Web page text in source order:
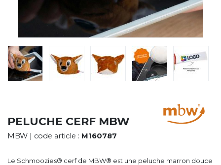
ROADSHOWS, FORUM DES EXPERTS
CATALOGUES & TARIFS
MARQUES & CERTIFICATS
TECHNIQUES MARQUAGE
PELUCHE CERF MBW
MBW | code article : M160787
Le Schmoozies® cerf de MBW® est une peluche marron douce